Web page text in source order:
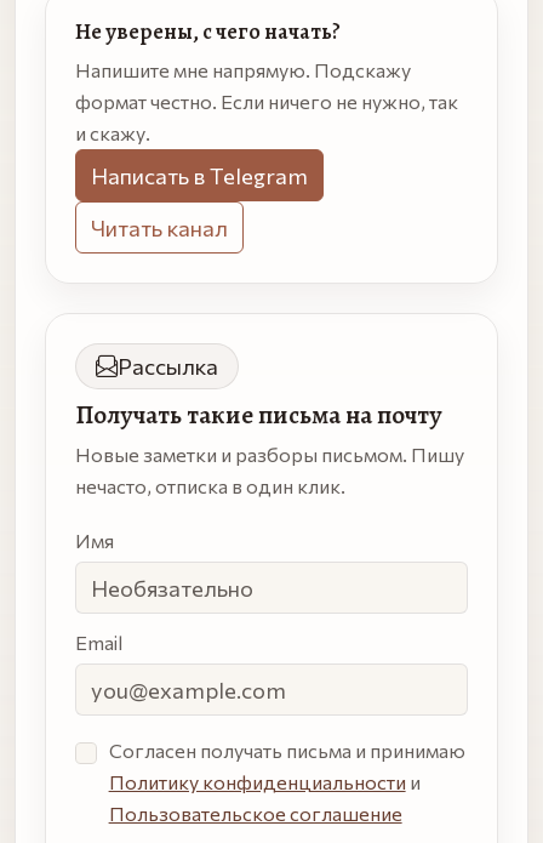
Не уверены, с чего начать?
Напишите мне напрямую. Подскажу
формат честно. Если ничего не нужно, так
и скажу.
Написать в Telegram
Читать канал
Рассылка
Получать такие письма на почту
Новые заметки и разборы письмом. Пишу
нечасто, отписка в один клик.
Имя
Email
Согласен получать письма и принимаю
Политику конфиденциальности и
Пользовательское соглашение